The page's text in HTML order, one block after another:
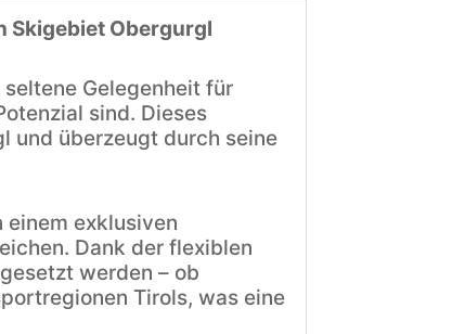
Skigebiet Obergurgl
Gelegenheit für
sind. Dieses
und überzeugt durch seine
einem exklusiven
Dank der flexiblen
werden – ob
Tirols, was eine